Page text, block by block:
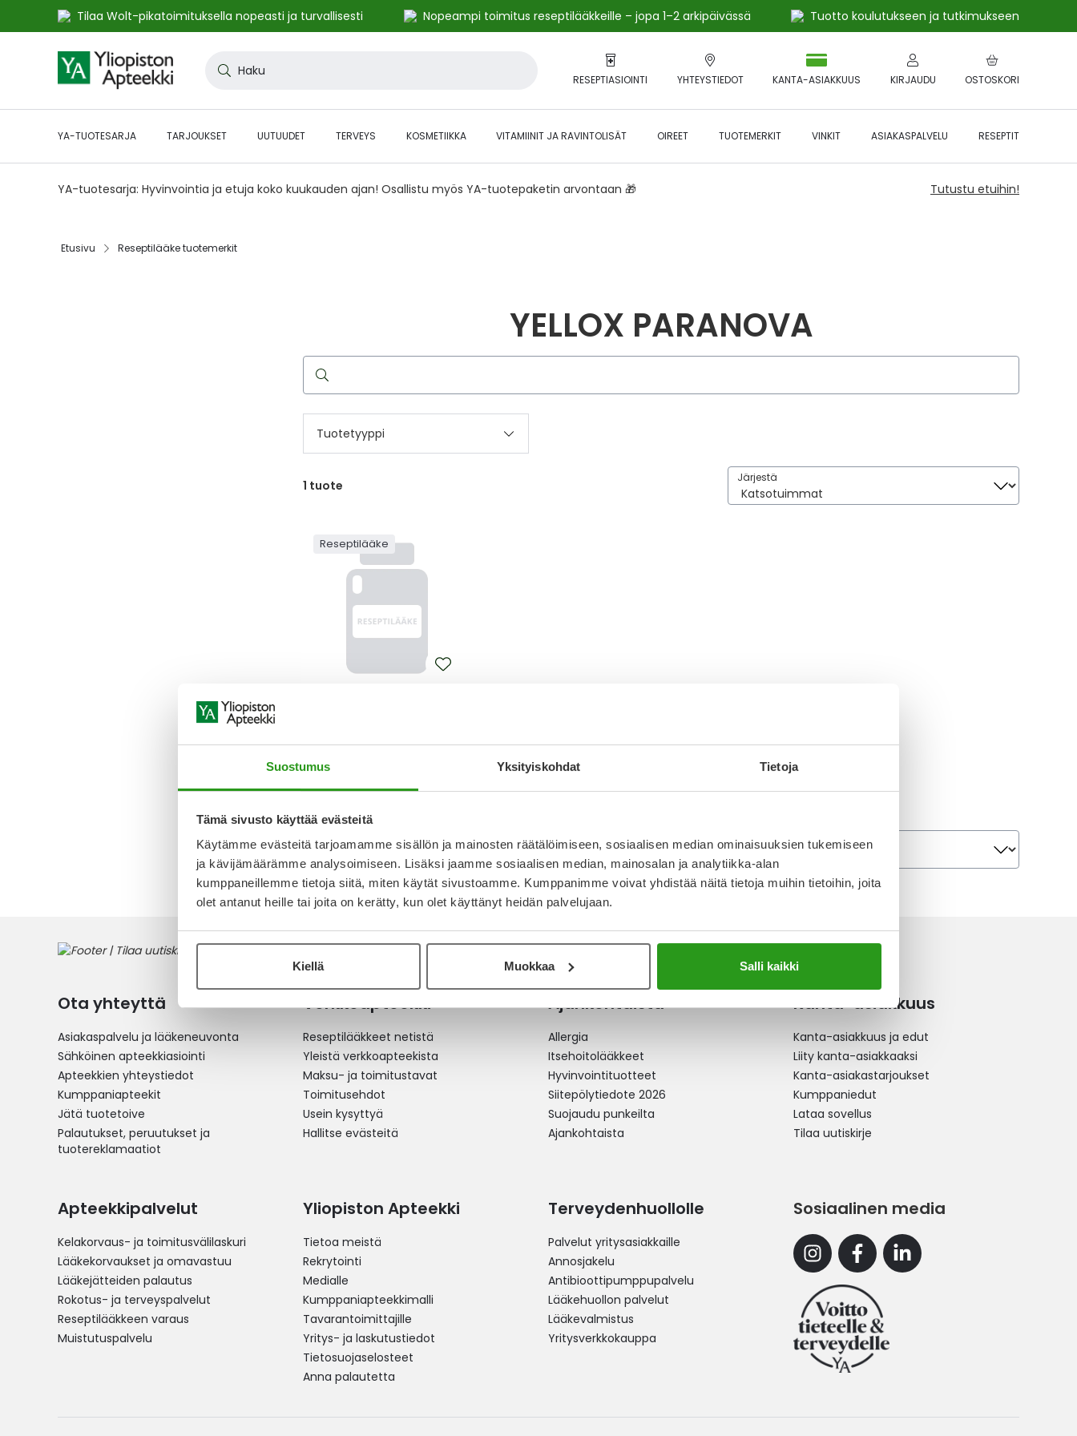
Suostumus Yksityiskohdat Tietoja
Tämä sivusto käyttää evästeitä
Käytämme evästeitä tarjoamamme sisällön ja mainosten räätälöimiseen, sosiaalisen median ominaisuuksien tukemiseen
ja kävijämäärämme analysoimiseen. Lisäksi jaamme sosiaalisen median, mainosalan ja analytiikka-alan
kumppaneillemme tietoja siitä, miten käytät sivustoamme. Kumppanimme voivat yhdistää näitä tietoja muihin tietoihin, joita
olet antanut heille tai joita on kerätty, kun olet käyttänyt heidän palvelujaan.
Kiellä Muokkaa Salli kaikki
Tilaa Wolt-pikatoimituksella nopeasti ja turvallisesti Nopeampi toimitus reseptilääkkeille – jopa 1–2 arkipäivässä
Tuotto koulutukseen ja tutkimukseen
to
Content
RESEPTIASIOINTI YHTEYSTIEDOT OSTOSKORI
KANTA-ASIAKKUUS KIRJAUDU
YA-TUOTESARJA TARJOUKSET UUTUUDET TERVEYS KOSMETIIKKA VITAMIINIT JA RAVINTOLISÄT OIREET TUOTEMERKIT VINKIT ASIAKASPALVELU RESEPTIT
YA-tuotesarja: Hyvinvointia ja etuja koko kuukauden ajan! Osallistu myös YA-tuotepaketin arvontaan 🎁 Tutustu etuihin!
Etusivu Reseptilääke tuotemerkit
YELLOX PARANOVA
Hae
reseptilääkettä
Tuotetyyppi
1 tuote
Järjestä
Järjestä
Reseptilääke
1tuote
Järjestä
Järjestä
Ota yhteyttä
Asiakaspalvelu ja lääkeneuvonta
Sähköinen apteekkiasiointi
Apteekkien yhteystiedot
Kumppaniapteekit
Jätä tuotetoive
Palautukset, peruutukset ja
tuotereklamaatiot
Verkkoapteekki
Reseptilääkkeet netistä
Yleistä verkkoapteekista
Maksu- ja toimitustavat
Toimitusehdot
Usein kysyttyä
Hallitse evästeitä
Ajankohtaista
Allergia
Itsehoitolääkkeet
Hyvinvointituotteet
Siitepölytiedote 2026
Suojaudu punkeilta
Ajankohtaista
Kanta-asiakkuus
Kanta-asiakkuus ja edut
Liity kanta-asiakkaaksi
Kanta-asiakastarjoukset
Kumppaniedut
Lataa sovellus
Tilaa uutiskirje
Apteekkipalvelut
Kelakorvaus- ja toimitusvälilaskuri
Lääkekorvaukset ja omavastuu
Lääkejätteiden palautus
Rokotus- ja terveyspalvelut
Reseptilääkkeen varaus
Muistutuspalvelu
Yliopiston Apteekki
Tietoa meistä
Rekrytointi
Medialle
Kumppaniapteekkimalli
Tavarantoimittajille
Yritys- ja laskutustiedot
Tietosuojaselosteet
Anna palautetta
Terveydenhuollolle
Palvelut yritysasiakkaille
Annosjakelu
Antibioottipumppupalvelu
Lääkehuollon palvelut
Lääkevalmistus
Yritysverkkokauppa
Sosiaalinen media
InstagramFacebookLinkedin